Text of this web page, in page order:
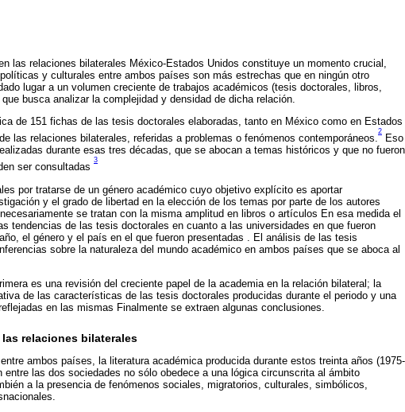
las relaciones bilaterales México-Estados Unidos constituye un momento crucial,
y culturales entre ambos países son más estrechas que en ningún otro
lugar a un volumen creciente de trabajos académicos (tesis doctorales, libros,
busca analizar la complejidad y densidad de dicha relación.
de 151 fichas de las tesis doctorales elaboradas, tanto en México como en Estados
las relaciones bilaterales, referidas a problemas o fenómenos contemporáneos.
2
Eso
durante esas tres décadas, que se abocan a temas históricos y que no fueron
ser consultadas
3
por tratarse de un género académico cuyo objetivo explícito es aportar
y el grado de libertad en la elección de los temas por parte de los autores
se tratan con la misma amplitud en libros o artículos En esa medida el
tendencias de las tesis doctorales en cuanto a las universidades en que fueron
el género y el país en el que fueron presentadas . El análisis de las tesis
sobre la naturaleza del mundo académico en ambos países que se aboca al
es una revisión del creciente papel de la academia en la relación bilateral; la
de las características de las tesis doctorales producidas durante el periodo y una
en las mismas Finalmente se extraen algunas conclusiones.
relaciones bilaterales
ambos países, la literatura académica producida durante estos treinta años (1975-
entre las dos sociedades no sólo obedece a una lógica circunscrita al ámbito
a la presencia de fenómenos sociales, migratorios, culturales, simbólicos,